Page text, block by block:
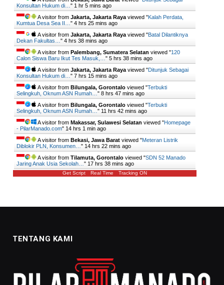
Konsultan Hukum di… " 1 hr 6 mins ago
A visitor from Jakarta, Jakarta Raya viewed "Kalah Perdata,
Kumtua Desa Sea II… " 4 hrs 25 mins ago
A visitor from Jakarta, Jakarta Raya viewed "Batal Dilantiknya
Dekan Fakultas… " 4 hrs 38 mins ago
A visitor from Palembang, Sumatera Selatan viewed "120
Calon Siswa Baru Ikut Tes Masuk,… " 5 hrs 38 mins ago
A visitor from Jakarta, Jakarta Raya viewed "Ditunjuk Sebagai
Konsultan Hukum di… " 7 hrs 15 mins ago
A visitor from Bilungala, Gorontalo viewed "Terbukti
Selingkuh, Oknum ASN Rumah… " 8 hrs 47 mins ago
A visitor from Bilungala, Gorontalo viewed "Terbukti
Selingkuh, Oknum ASN Rumah… " 11 hrs 42 mins ago
A visitor from Makassar, Sulawesi Selatan viewed "Homepage
- PilarManado.com" 14 hrs 1 min ago
A visitor from Bekasi, Jawa Barat viewed "Meteran Listrik
Diblokir PLN, Konsumen… " 14 hrs 22 mins ago
A visitor from Tilamuta, Gorontalo viewed "SDN 52 Manado
Jaring Anak Usia Sekolah… " 17 hrs 38 mins ago
Get Script Real Time Tracking ON
TENTANG KAMI